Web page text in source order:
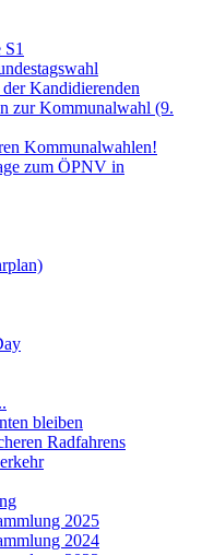
Kandidierenden
zur Kommunalwahl (9.
Kommunalwahlen!
zum ÖPNV in
bleiben
Radfahrens
2025
2024